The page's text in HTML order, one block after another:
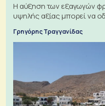
Η αύξηση των εξαγωγών
υψηλής αξίας μπορεί να
Γρηγόρης Τραγγανίδας